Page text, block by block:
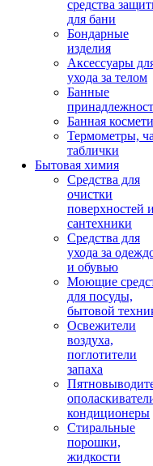
средства
для бани
Бондарные
изделия
Аксеcсуары
ухода за телом
Банные
Банная
Термометры,
таблички
Бытовая химия
Средства для
очистки
поверхностей
сантехники
Средства для
ухода за
и обувью
Моющие
для посуды,
бытовой
Освежители
воздуха,
поглотители
запаха
кондиционеры
Стиральные
порошки,
жидкости